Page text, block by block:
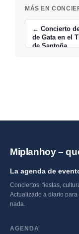
MÁS EN
← Concierto
de Gata en el
de Santoña
Miplanhoy –
La agenda de
Conciertos, fiestas,
Actualizado a diario
nada.
AGENDA